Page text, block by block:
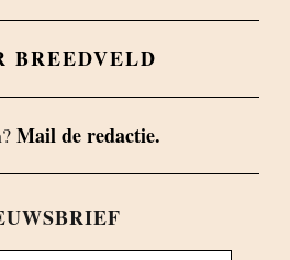
BREEDVELD
Mail de redactie.